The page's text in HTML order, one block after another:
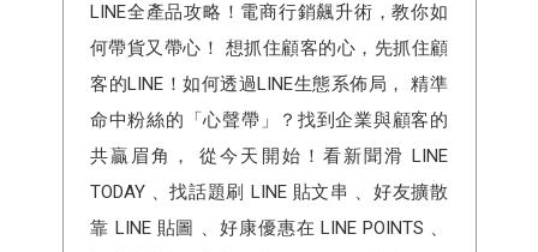
LINE全產品攻略！電商行銷飆升術，教你如
何帶貨又帶心！ 想抓住顧客的心，先抓住顧
客的LINE！如何透過LINE生態系佈局， 精準
命中粉絲的「心聲帶」？找到企業與顧客的
共贏眉角， 從今天開始！看新聞滑 LINE
TODAY 、找話題刷 LINE 貼文串 、好友擴散
靠 LINE 貼圖 、好康優惠在 LINE POINTS 、